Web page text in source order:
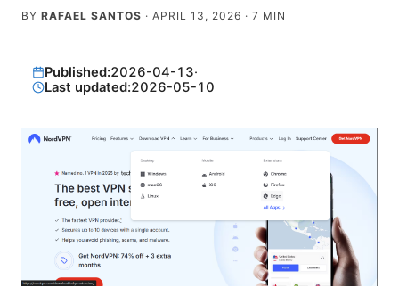
BY RAFAEL SANTOS · APRIL 13, 2026 · 7 MIN
Published:2026-04-13·
Last updated:2026-05-10